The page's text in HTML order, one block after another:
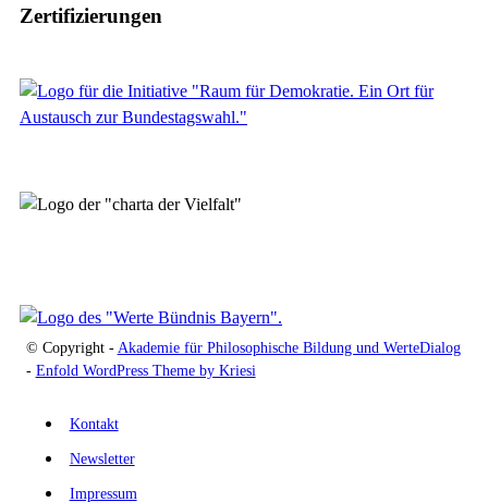
Zertifizierungen
© Copyright - Akademie für Philosophische Bildung und WerteDialog
- Enfold WordPress Theme by Kriesi
Kontakt
Newsletter
Impressum